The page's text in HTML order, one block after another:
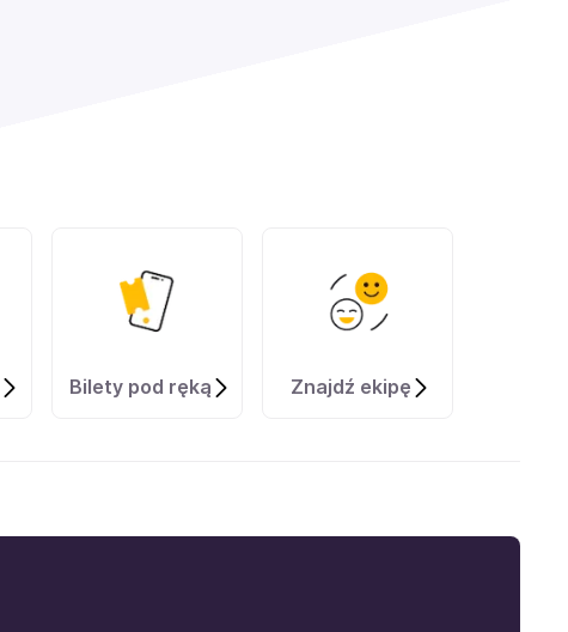
Bilety pod ręką Znajdź ekipę